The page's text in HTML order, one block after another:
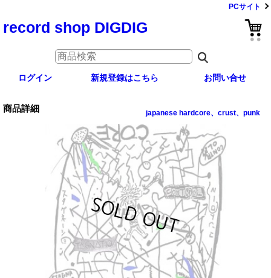
PCサイト
record shop DIGDIG
ログイン 新規登録はこちら お問い合せ
商品詳細 japanese hardcore、crust、punk